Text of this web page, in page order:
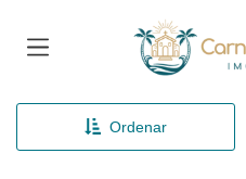
Página inicial
Ordenar